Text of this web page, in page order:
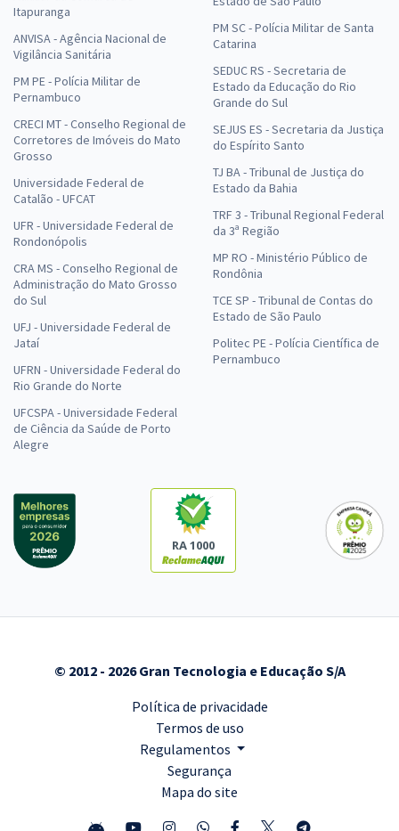
Itapuranga
ANVISA - Agência Nacional de
Vigilância Sanitária
PM PE - Polícia Militar de
Pernambuco
CRECI MT - Conselho Regional de
Corretores de Imóveis do Mato
Grosso
Universidade Federal de
Catalão - UFCAT
UFR - Universidade Federal de
Rondonópolis
CRA MS - Conselho Regional de
Administração do Mato Grosso
do Sul
UFJ - Universidade Federal de
Jataí
UFRN - Universidade Federal do
Rio Grande do Norte
UFCSPA - Universidade Federal
de Ciência da Saúde de Porto
Alegre
PM SC - Polícia Militar de Santa
Catarina
SEDUC RS - Secretaria de
Estado da Educação do Rio
Grande do Sul
SEJUS ES - Secretaria da Justiça
do Espírito Santo
TJ BA - Tribunal de Justiça do
Estado da Bahia
TRF 3 - Tribunal Regional Federal
da 3ª Região
MP RO - Ministério Público de
Rondônia
TCE SP - Tribunal de Contas do
Estado de São Paulo
Politec PE - Polícia Científica de
Pernambuco
RA 1000
© 2012 - 2026 Gran Tecnologia e Educação S/A
Política de privacidade
Termos de uso
Regulamentos
Segurança
Mapa do site